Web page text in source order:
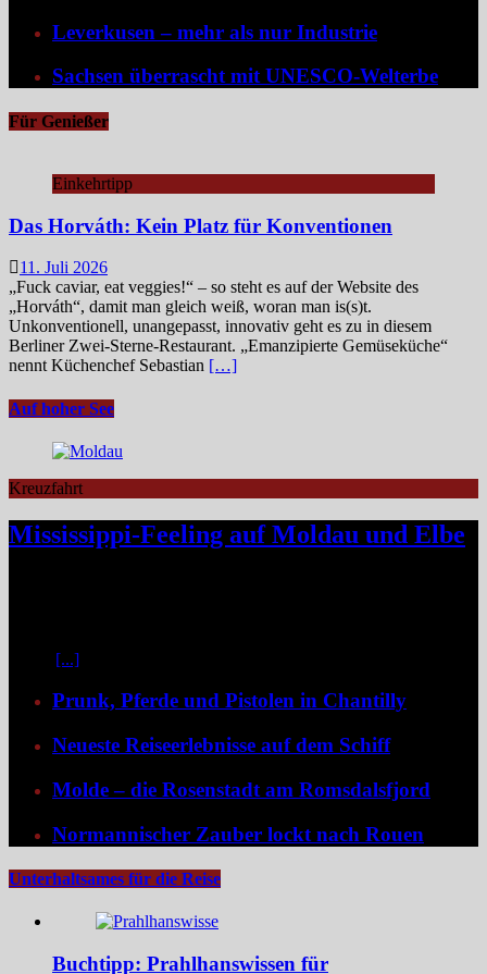
Leverkusen – mehr als nur Industrie
Sachsen überrascht mit UNESCO-Welterbe
Für Genießer
Einkehrtipp
Das Horváth: Kein Platz für Konventionen
11. Juli 2026
„Fuck caviar, eat veggies!“ – so steht es auf der Website des
„Horváth“, damit man gleich weiß, woran man is(s)t.
Unkonventionell, unangepasst, innovativ geht es zu in diesem
Berliner Zwei-Sterne-Restaurant. „Emanzipierte Gemüseküche“
nennt Küchenchef Sebastian […]
Auf hoher See
Kreuzfahrt
Mississippi-Feeling auf Moldau und Elbe
[...]
Prunk, Pferde und Pistolen in Chantilly
Neueste Reiseerlebnisse auf dem Schiff
Molde – die Rosenstadt am Romsdalsfjord
Normannischer Zauber lockt nach Rouen
Unterhaltsames für die Reise
Buchtipp: Prahlhanswissen für